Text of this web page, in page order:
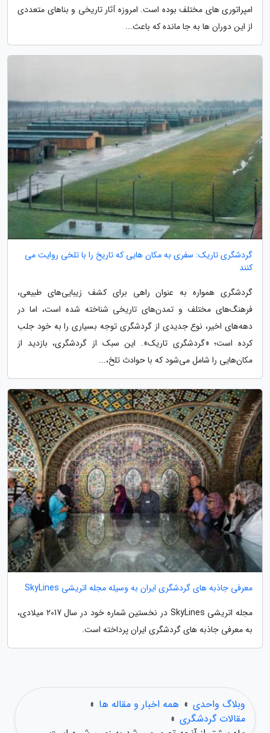
امپراتوری های مختلف بوده است. امروزه آثار تاریخی و بناهای متعددی
از این دوران ها به جا مانده که باعث...
گردشگری تاریک: سفری به مکان هایی که تاریخ را با تلخی روایت می
کنند
گردشگری همواره به عنوان راهی برای کشف زیبایی‌های طبیعی،
فرهنگ‌های مختلف و تمدن‌های تاریخی شناخته شده است، اما در
دهه‌های اخیر، نوع جدیدی از گردشگری توجه بسیاری را به خود جلب
کرده است؛ «گردشگری تاریک». این سبک از گردشگری، بازدید از
مکان‌هایی را شامل می‌شود که با حوادث تلخ،...
معرفی جاذبه های گردشگری ایران به وسیله مجله اتریشی SkyLines
مجله اتریشی SkyLines در نخستین شماره خود در سال 2017 میلادی،
به معرفی جاذبه های گردشگری ایران پرداخته است.
وبلاگ واحدی » همه اخبار و مقاله ها »
مقالات گردشگری »